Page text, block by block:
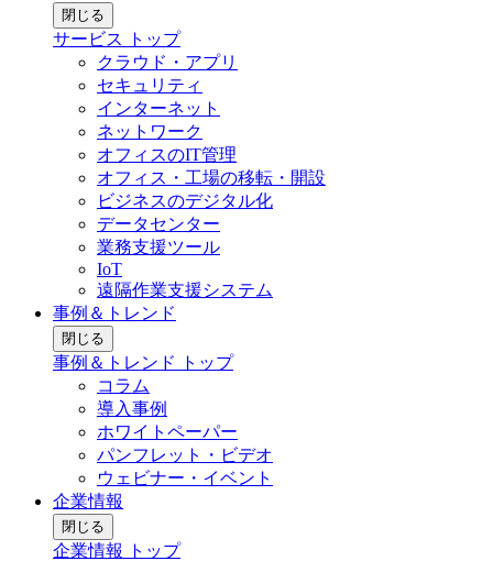
閉じる
サービス トップ
クラウド・アプリ
セキュリティ
インターネット
ネットワーク
オフィスのIT管理
オフィス・工場の移転・開設
ビジネスのデジタル化
データセンター
業務支援ツール
IoT
遠隔作業支援システム
事例＆トレンド
閉じる
事例＆トレンド トップ
コラム
導入事例
ホワイトペーパー
パンフレット・ビデオ
ウェビナー・イベント
企業情報
閉じる
企業情報 トップ